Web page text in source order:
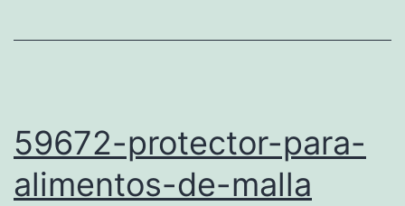
59672-protector-para-
alimentos-de-malla